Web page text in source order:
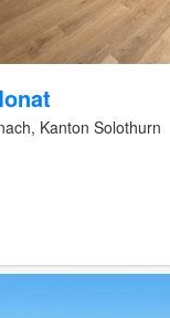
Kanton Solothurn